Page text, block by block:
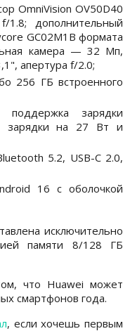
OmniVision OV50D40
дополнительный
GC02M1B формата
камера — 32 Мп,
апертура f/2.0;
256 ГБ встроенного
зарядки
зарядки на 27 Вт и
5.2, USB-C 2.0,
16 с оболочкой
исключительно
памяти 8/128 ГБ
что Huawei может
смартфонов года.
, если хочешь первым